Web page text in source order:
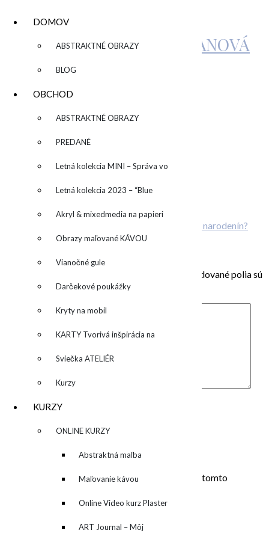
DOMOV
▼ ABSTRAKTNÉ OBRAZY
BLOG
OBCHOD
▼ ABSTRAKTNÉ OBRAZY
PREDANÉ
Letná kolekcia MINI – Správa vo
fľaši
Letná kolekcia 2023 – “Blue
SUN” – “Modré slnko”
Akryl & mixedmedia na papieri
Obrazy maľované KÁVOU
Vianočné gule
Darčekové poukážky
Kryty na mobil
KARTY Tvorivá inšpirácia na
každý deň
Sviečka ATELIÉR
Kurzy
KURZY
▼ ONLINE KURZY
▼ Abstraktná maľba
akrylom (Mixed Media)
Maľovanie kávou
Online Video kurz Plaster
ART
ART Journal – Môj
KATARÍNA SUJOVÁ KALMANOVÁ
IMG_4660
byadminLeave a Comment
Related Posts
Individuálny kurz maľovania
Kreatívny TEAMBUILDING
Plánujete svadbu? Alebo originálnu oslavu narodenín?
Vyžadované polia sú
označené
Komentár
Meno
*
Uložiť moje meno, e-mail a webovú stránku v tomto